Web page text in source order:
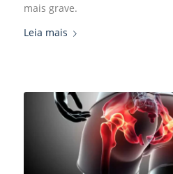
mais grave.
Leia mais